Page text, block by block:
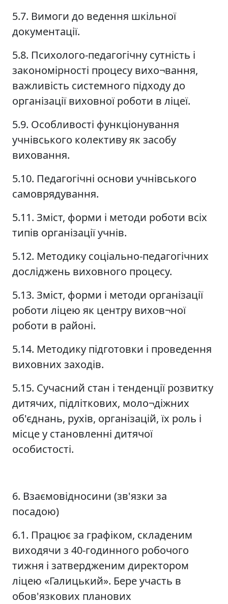
5.7. Вимоги до ведення шкільної
документації.
5.8. Психолого-педагогічну сутність і
закономірності процесу вихо¬вання,
важливість системного підходу до
організації виховної роботи в ліцеї.
5.9. Особливості функціонування
учнівського колективу як засобу
виховання.
5.10. Педагогічні основи учнівського
самоврядування.
5.11. Зміст, форми і методи роботи всіх
типів організації учнів.
5.12. Методику соціально-педагогічних
досліджень виховного процесу.
5.13. Зміст, форми і методи організації
роботи ліцею як центру вихов¬ної
роботи в районі.
5.14. Методику підготовки і проведення
виховних заходів.
5.15. Сучасний стан і тенденції розвитку
дитячих, підліткових, моло¬діжних
об'єднань, рухів, організацій, їх роль і
місце у становленні дитячої
особистості.
6. Взаємовідносини (зв'язки за
посадою)
6.1. Працює за графіком, складеним
виходячи з 40-годинного робочого
тижня і затвердженим директором
ліцею «Галицький». Бере участь в
обов'язкових планових